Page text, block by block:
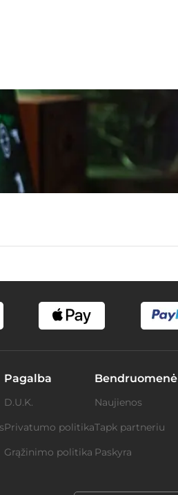
Pagalba
D.U.K.
Privatumo politika
Grąžinimo politika
Bendruomenė
Naujienos
Tapk partneriu
Paskyra